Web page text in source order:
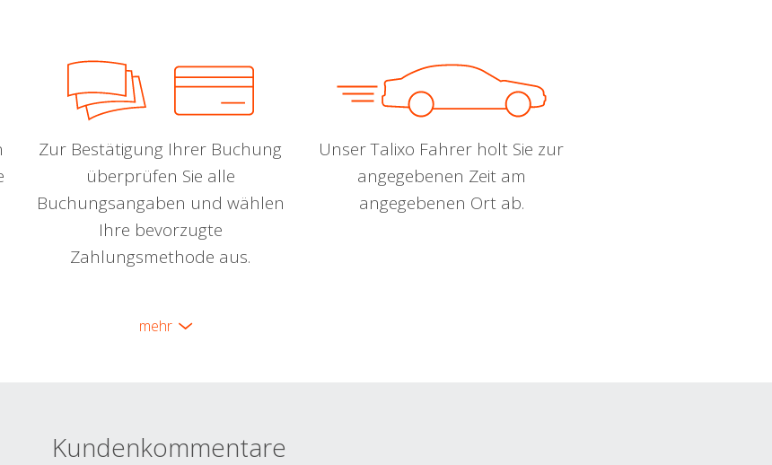
Zur Bestätigung Ihrer Buchung
überprüfen Sie alle
Buchungsangaben und wählen
Ihre bevorzugte
Zahlungsmethode aus.
Unser Talixo Fahrer holt Sie zur
angegebenen Zeit am
angegebenen Ort ab.
mehr
Kundenkommentare